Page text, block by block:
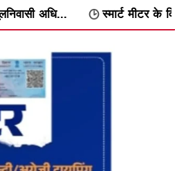
स्मार्ट मीटर के विरोध में वार्डवार अभिया...